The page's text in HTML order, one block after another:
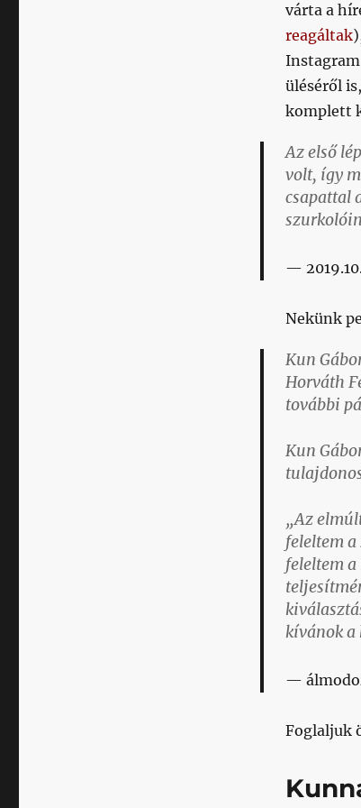
várta a
reagáltak
üléséről
komplett
Az első
volt, így
csapattal
Nekünk
Kun
Horváth
további
Kun
„Az
feleltem a
feleltem
kívánok a
Foglaljuk